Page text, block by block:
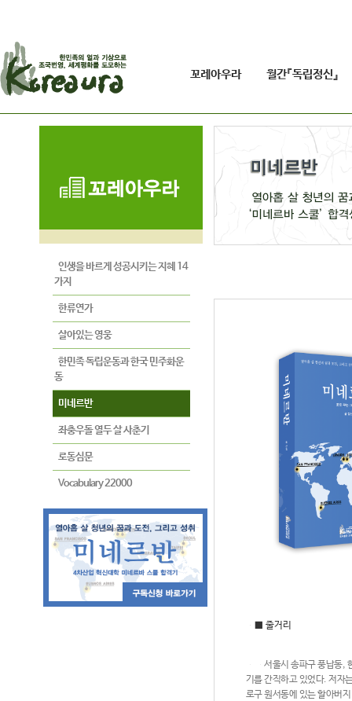
꼬레아우라 월간『독립정신』
인생을 바르게 성공시키는 지혜 14
가지
한류연가
살아있는 영웅
한민족 독립운동과 한국 민주화운
동
미네르반
좌충우돌 열두 살 사춘기
로동심문
Vocabulary 22000
■ 줄거리
서울시 송파구 풍납동, 한
기를 간직하고 있었다. 저자
로구 원서동에 있는 할아버